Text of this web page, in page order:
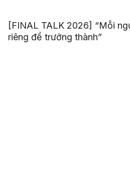
[FINAL TALK 2026] “Mỗi
riêng để trưởng thành”